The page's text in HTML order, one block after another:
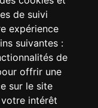
de suivi
expérience
suivantes :
de
offrir une
sur le site
intérêt